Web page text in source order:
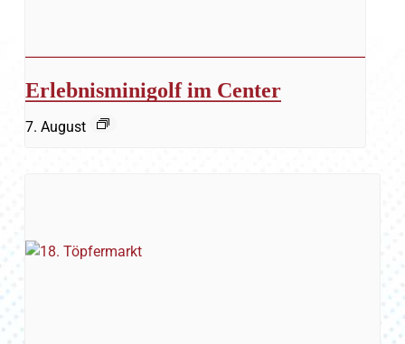
Erlebnisminigolf im Center
7. August